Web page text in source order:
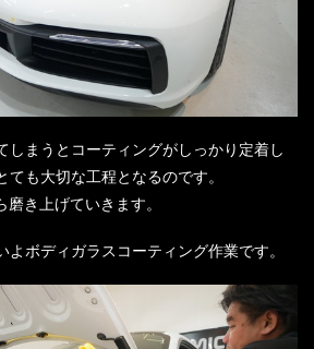
しまうとコーティングがしっかり定着し
ても大切な工程となるのです。
き上げていきます。
ボディガラスコーティング作業です。